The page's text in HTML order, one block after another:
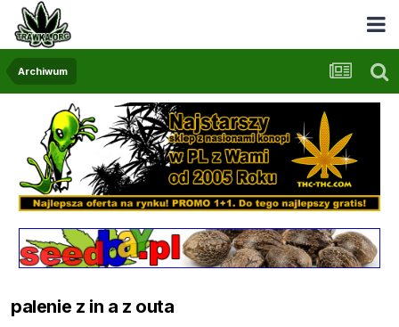
Archiwum
palenie z in a z outa